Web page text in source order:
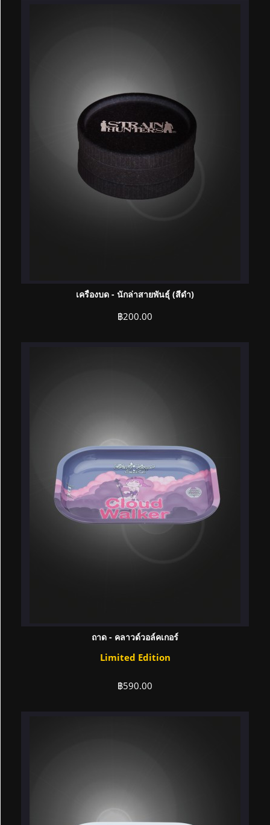
เครื่องบด - นักล่าสายพันธุ์ (สีดำ)
฿200.00
ถาด - คลาวด์วอล์คเกอร์
Limited Edition
฿590.00